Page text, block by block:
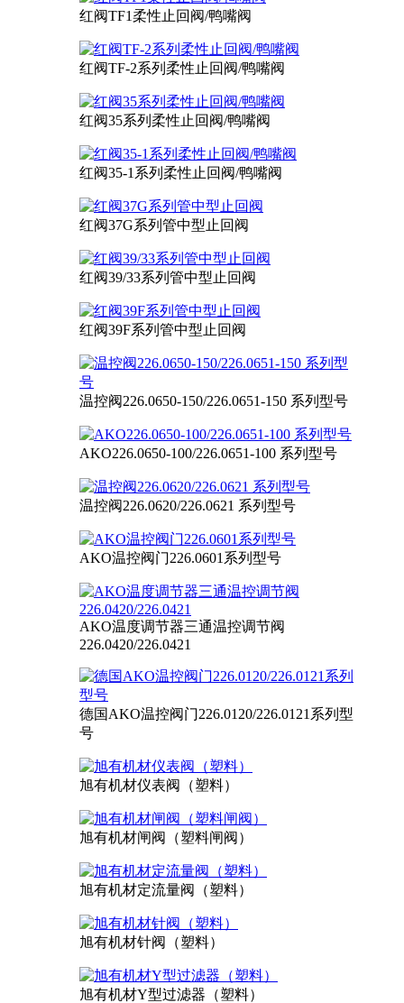
红阀TF1柔性止回阀/鸭嘴阀
红阀TF-2系列柔性止回阀/鸭嘴阀
红阀35系列柔性止回阀/鸭嘴阀
红阀35-1系列柔性止回阀/鸭嘴阀
红阀37G系列管中型止回阀
红阀39/33系列管中型止回阀
红阀39F系列管中型止回阀
温控阀226.0650-150/226.0651-150 系列型号
AKO226.0650-100/226.0651-100 系列型号
温控阀226.0620/226.0621 系列型号
AKO温控阀门226.0601系列型号
AKO温度调节器三通温控调节阀
226.0420/226.0421
德国AKO温控阀门226.0120/226.0121系列型
号
旭有机材仪表阀（塑料）
旭有机材闸阀（塑料闸阀）
旭有机材定流量阀（塑料）
旭有机材针阀（塑料）
旭有机材Y型过滤器（塑料）